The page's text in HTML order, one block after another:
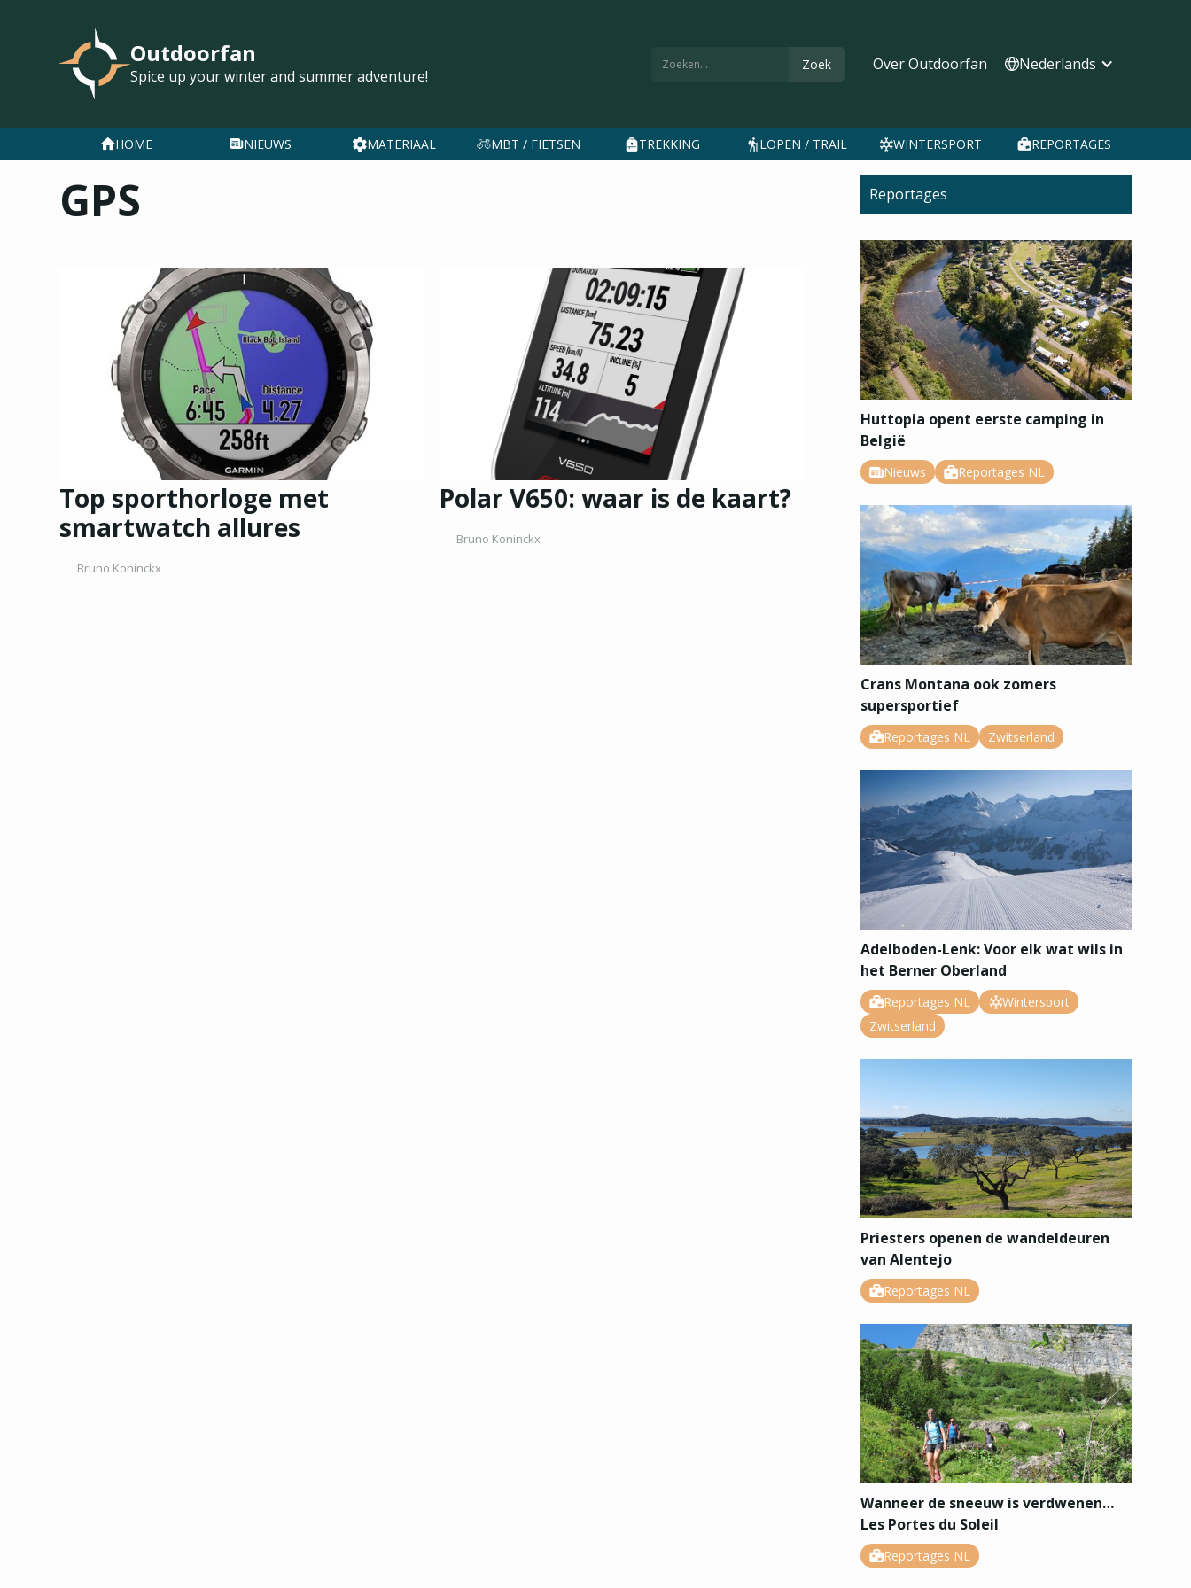
Outdoorfan
Spice up your winter and summer adventure!
Over Outdoorfan Nederlands
HOME NIEUWS MATERIAAL MBT / FIETSEN TREKKING LOPEN / TRAIL WINTERSPORT REPORTAGES
GPS
Top sporthorloge met
smartwatch allures
Bruno Koninckx
Polar V650: waar is de kaart?
Bruno Koninckx
Reportages
Huttopia opent eerste camping in
België
Nieuws Reportages NL
Crans Montana ook zomers
supersportief
Reportages NL Zwitserland
Adelboden-Lenk: Voor elk wat wils in
het Berner Oberland
Reportages NL
Wintersport
Zwitserland
Priesters openen de wandeldeuren
van Alentejo
Reportages NL
Wanneer de sneeuw is verdwenen…
Les Portes du Soleil
Reportages NL